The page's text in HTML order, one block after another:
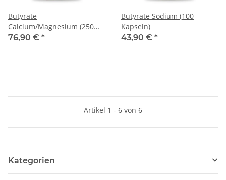
Butyrate
Calcium/Magnesium (250
Kapseln)
76,90 € *
Butyrate Sodium (100
Kapseln)
43,90 € *
Artikel 1 - 6 von 6
Kategorien